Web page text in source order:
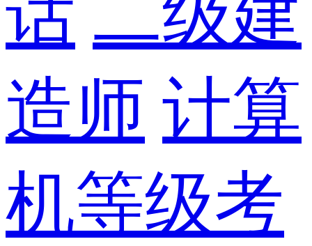
话 二级建
造师 计算
机等级考